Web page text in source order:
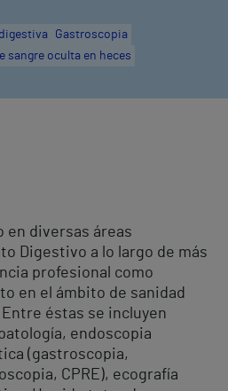
Gastroscopia
sangre oculta en heces
en diversas áreas
Digestivo a lo largo de más
profesional como
en el ámbito de sanidad
éstas se incluyen
endoscopia
(gastroscopia,
CPRE), ecografía